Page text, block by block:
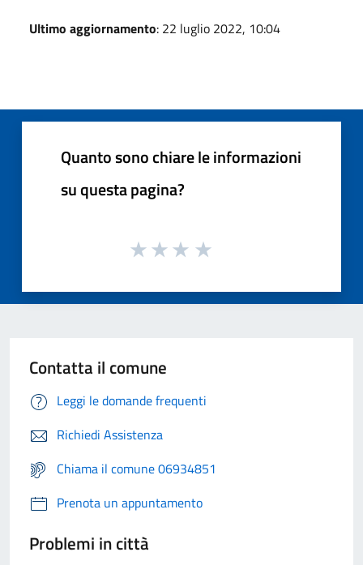
Ultimo aggiornamento: 22 luglio 2022, 10:04
Quanto sono chiare le informazioni
su questa pagina?
Contatta il comune
Leggi le domande frequenti
Richiedi Assistenza
Chiama il comune 06934851
Prenota un appuntamento
Problemi in città